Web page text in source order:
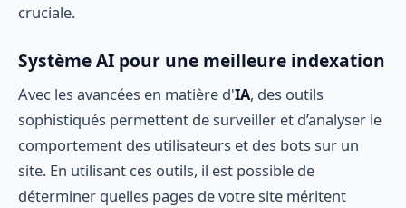
cruciale.
Système AI pour une meilleure indexation
Avec les avancées en matière d'IA, des outils
sophistiqués permettent de surveiller et d’analyser le
comportement des utilisateurs et des bots sur un
site. En utilisant ces outils, il est possible de
déterminer quelles pages de votre site méritent